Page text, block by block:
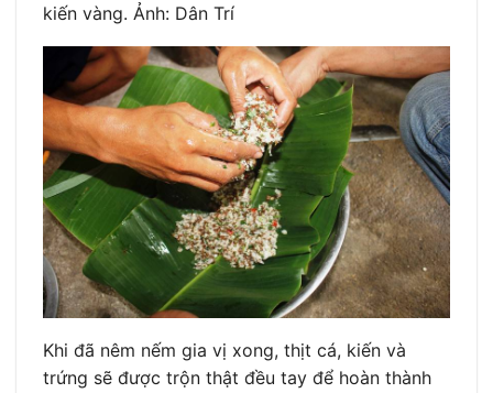
kiến vàng. Ảnh: Dân Trí
Khi đã nêm nếm gia vị xong, thịt cá, kiến và
trứng sẽ được trộn thật đều tay để hoàn thành